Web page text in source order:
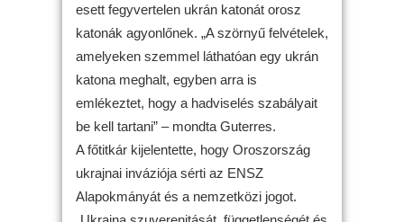
esett fegyvertelen ukrán katonát orosz
katonák agyonlőnek. „A szörnyű felvételek,
amelyeken szemmel láthatóan egy ukrán
katona meghalt, egyben arra is
emlékeztet, hogy a hadviselés szabályait
be kell tartani” – mondta Guterres.
A főtitkár kijelentette, hogy Oroszország
ukrajnai inváziója sérti az ENSZ
Alapokmányát és a nemzetközi jogot.